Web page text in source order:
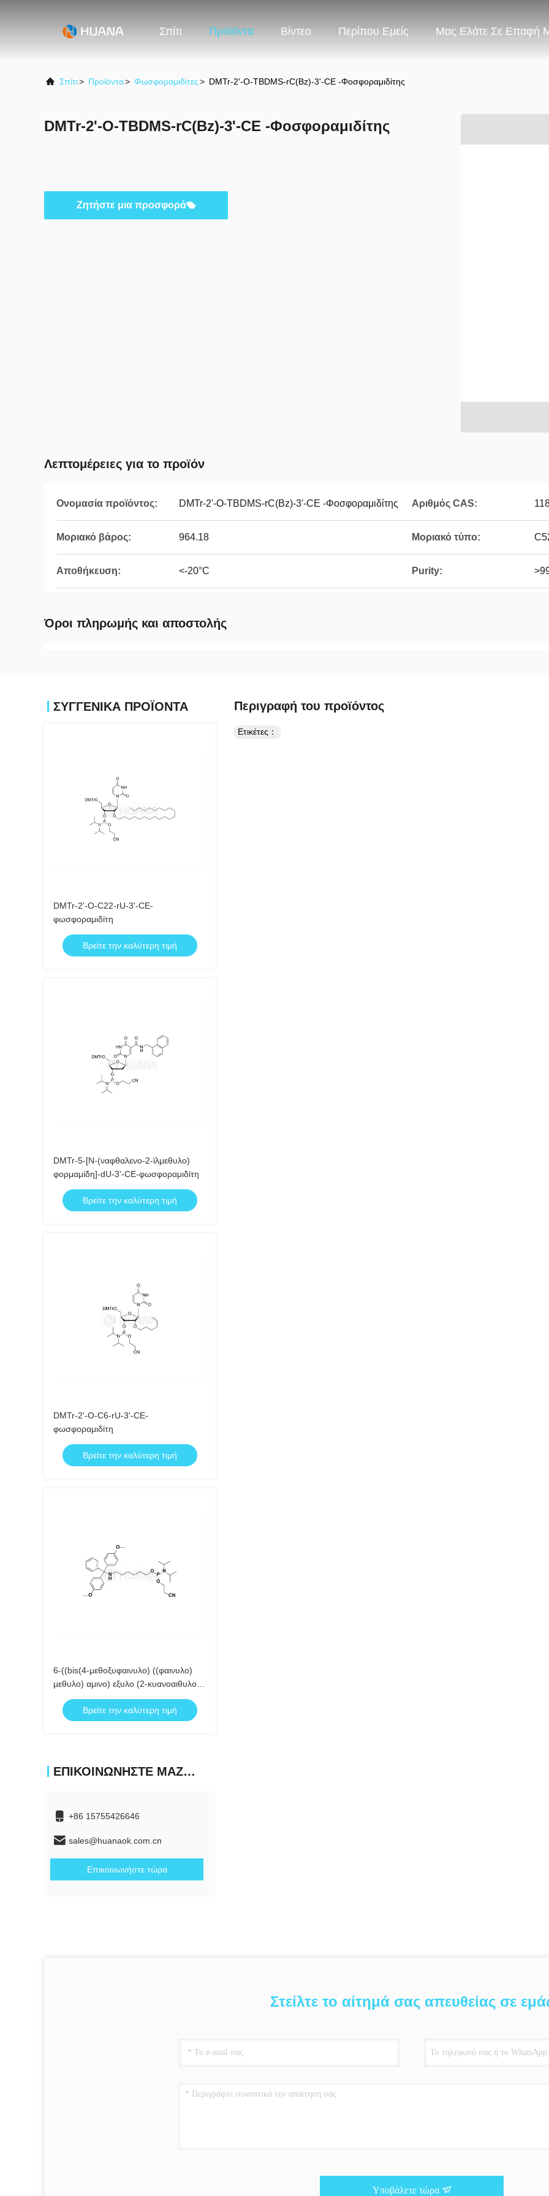
Σπίτι Προϊόντα Βίντεο Περίπου Εμείς Μας Ελάτε Σε Επαφή
Σπίτι> Προϊόντα> Φωσφοραμιδίτες> DMTr-2'-O-TBDMS-rC(Bz)-3'-CE -Φοσφοραμιδίτης
DMTr-2'-O-TBDMS-rC(Bz)-3'-CE -Φοσφοραμιδίτης
Ζητήστε μια προσφορά
Λεπτομέρειες για το προϊόν
Ονομασία προϊόντος: DMTr-2'-O-TBDMS-rC(Bz)-3'-CE -Φοσφοραμιδίτης Αριθμός CAS:
Μοριακό βάρος: 964.18 Μοριακό τύπο:
Αποθήκευση: <-20°C Purity:
Όροι πληρωμής και αποστολής
ΣΥΓΓΕΝΙΚΆ ΠΡΟΪΌΝΤΑ
DMTr-2'-O-C22-rU-3'-CE-
φωσφοραμιδίτη
Βρείτε την καλύτερη τιμή
DMTr-5-[N-(ναφθαλενο-2-ϊλμεθυλο)
φορμαμίδη]-dU-3'-CE-φωσφοραμιδίτη
Βρείτε την καλύτερη τιμή
DMTr-2'-O-C6-rU-3'-CE-
φωσφοραμιδίτη
Βρείτε την καλύτερη τιμή
6-((bis(4-μεθοξυφαινυλο) ((φαινυλο)
μεθυλο) αμινο) εξυλο (2-κυανοαιθυλο)
διϊσοπροπυλοφωσφοραμιδίτη
Βρείτε την καλύτερη τιμή
ΕΠΙΚΟΙΝΩΝΉΣΤΕ ΜΑΖΊ ΜΑΣ
+86 15755426646
sales@huanaok.com.cn
Επικοινωνήστε τώρα
Περιγραφή του προϊόντος
Ετικέτες：
Στείλτε το αίτημά σας απευθείας σε
Υποβάλετε τώρα